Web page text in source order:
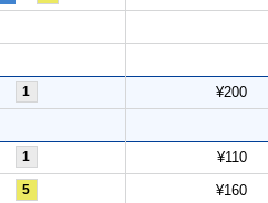
1 ¥200
1 ¥110
5 ¥160